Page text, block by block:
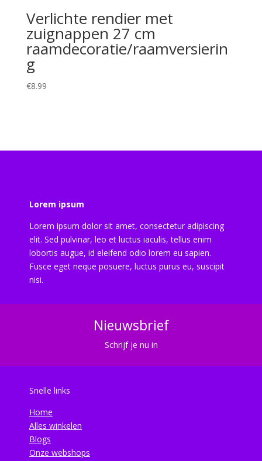
Verlichte rendier met
zuignappen 27 cm
raamdecoratie/raamversierin
g
€8.99
Lorem ipsum
Lorem ipsum dolor sit amet, consectetur adipiscing
elit. Sed pulvinar, leo et luctus iaculis, tellus enim
lobortis augue, id eleifend odio lorem eu sapien.
Fusce eget neque posuere, luctus purus eu, suscipit
nisi.
Nieuwsbrief
Schrijf je nu in
Snelle links
Home
Alles winkelen
Blogs
Onze webshops